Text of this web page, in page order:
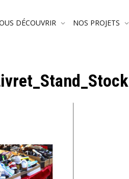
DÉCOUVRIR NOS PROJETS